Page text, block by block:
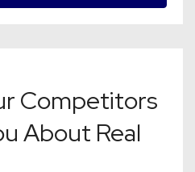
Competitors
About Real